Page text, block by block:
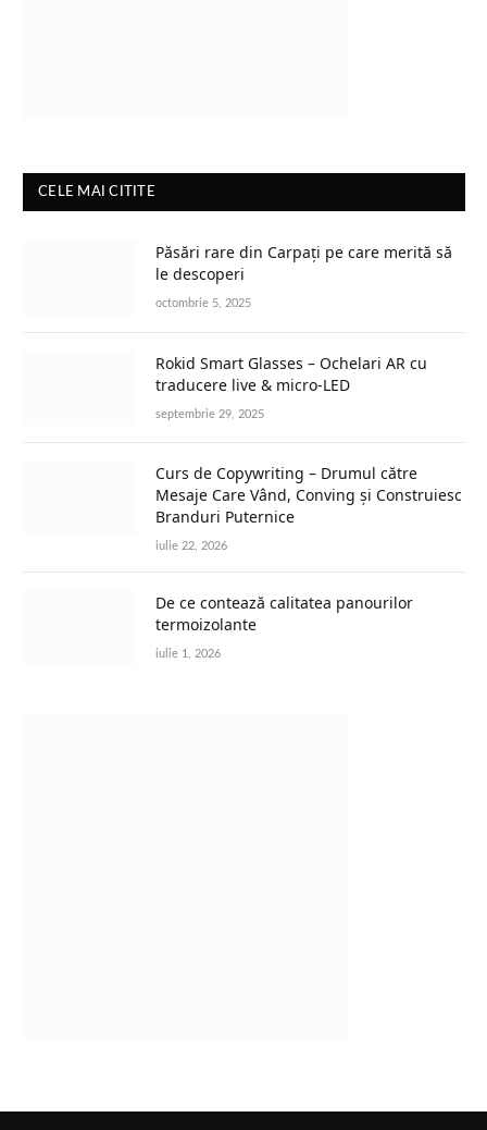
CELE MAI CITITE
Păsări rare din Carpați pe care merită să
le descoperi
octombrie 5, 2025
Rokid Smart Glasses – Ochelari AR cu
traducere live & micro-LED
septembrie 29, 2025
Curs de Copywriting – Drumul către
Mesaje Care Vând, Conving și Construiesc
Branduri Puternice
iulie 22, 2026
De ce contează calitatea panourilor
termoizolante
iulie 1, 2026